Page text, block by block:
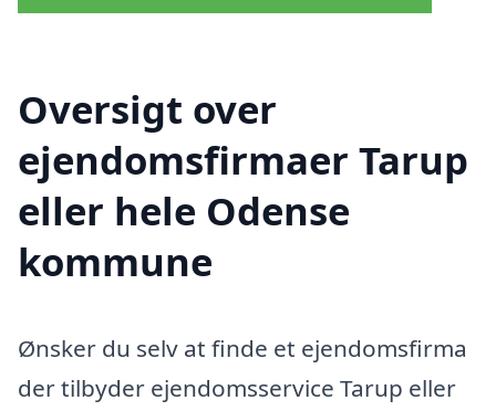
Oversigt over
ejendomsfirmaer Tarup
eller hele Odense
kommune
Ønsker du selv at finde et ejendomsfirma
der tilbyder ejendomsservice Tarup eller